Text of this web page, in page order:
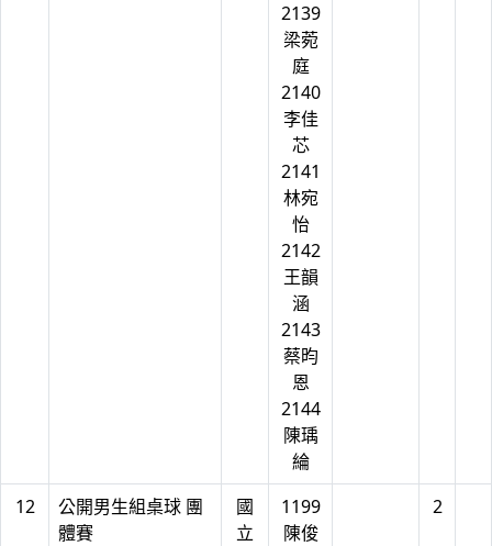
2139
梁菀
庭
2140
李佳
芯
2141
林宛
怡
2142
王韻
涵
2143
蔡昀
恩
2144
陳瑀
綸
12
公開男生組桌球 團
體賽
國
立
1199
陳俊
2